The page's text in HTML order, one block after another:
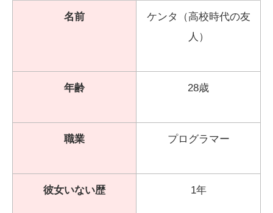
名前
ケンタ（高校時代の友
人）
年齢 28歳
職業 プログラマー
彼女いない歴 1年